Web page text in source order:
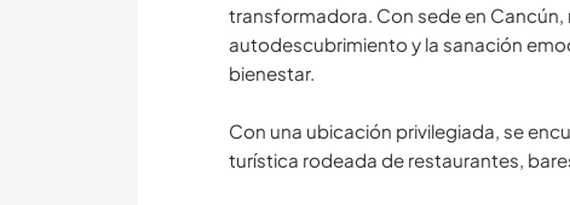
transformadora. Con sede en
autodescubrimiento y la sanación
bienestar.
Con una ubicación privilegiada, se
turística rodeada de restaurantes,